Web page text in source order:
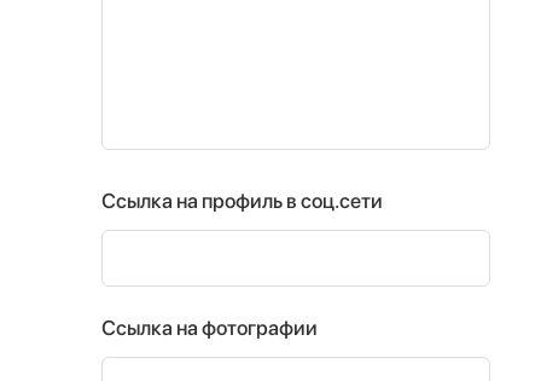
Ссылка на профиль в соц.сети
Ссылка на фотографии